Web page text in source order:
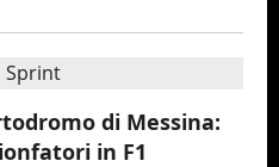
di Messina:
in F1